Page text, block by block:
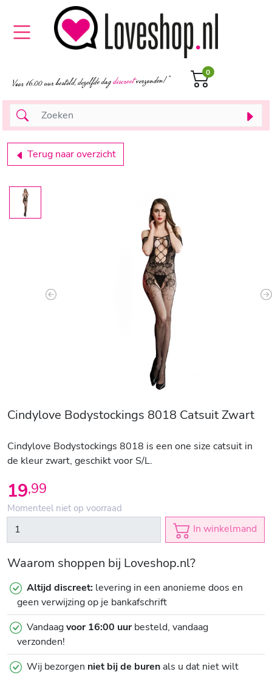
0
Terug naar overzicht
Previous
Cindylove Bodystockings 8018 Catsuit Zwart
Cindylove Bodystockings 8018 is een one size catsuit in
de kleur zwart, geschikt voor S/L.
19,99
Momenteel niet op voorraad
In winkelmand
Waarom shoppen bij Loveshop.nl?
Altijd discreet: levering in een anonieme doos en
geen verwijzing op je bankafschrift
Vandaagvoor 16:00 uurbesteld, vandaag
verzonden!
Wij bezorgen niet bij de burenals u dat niet wilt